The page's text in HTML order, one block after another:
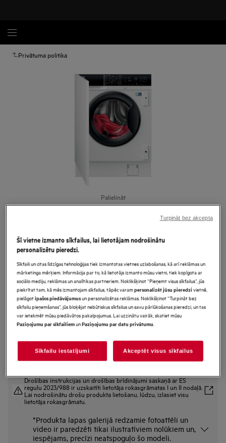
Privātuma politika
Palielināt
L7FNE48SI
Veļasmašīna 7000.sērija ar
ProSteam® 8 kg
Ražojuma informācijas lapa
Priekšrocības
Iebūvētā veļas mazgājamā mašīna 7000 ProSteam® klusi taupa ūdeni.
Steam Refresh neitralizē aromātus* un atsvaidzina apģērbu.
Drošības instrukcijas un drošības brīdinājumi saskaņā ar ES
regulu 2023/988 ir uzskaitīti lietotāja rokasgrāmatas I un II nodaļā.
Lai nodrošinātu drošu produkta lietošanu, lūdzu, izlasiet visu
lietotāja rokasgrāmatu.
*Produkta lapas galerijā redzamie fotoattēli un
video ir paredzēti tikai ilustratīviem nolūkiem un,
iespējams, precīzi neatspoguļo šo modeli.
Šī vietne izmanto sīkfailus, lai lietotājam nodrošinātu
personalizētu pieredzi.
Sīkfaili un citas līdzīgas tehnoloģijas tiek izmantotas vietnes uzlabošanas, kā arī reklāmas un
mārketinga mērķiem. Informācija par to, kā lietotājs izmanto mūsu vietni, tiek kopīgota ar
sociālo mediju, reklāmas un analītikas partneriem. Noklikšķinot “Pieņemt visus sīkfailus”, jūs
piekrītat tam, kā mēs izmantojam sīkfailus, tāpēc varampersonalizēt jūsu pieredzivietnē,
pielāgotīpašos piedāvājumusun personalizētas reklāmas. Noklikšķinot “Turpināt bez
sīkfailu pieņemšanas”, jūs bloķējat nebūtiskus sīkfailus un savu pārlūkošanas pieredzi, un tas
var ietekmēt mūsu piedāvātos pakalpojumus. Lai uzzinātu vairāk, skatiet mūsu
Paziņojumu par sīkfailiemunPaziņojumu par datu privātumu.
Sīkfailu iestatījumi Akceptēt visus sīkfailus
Turpināt bez akcepta